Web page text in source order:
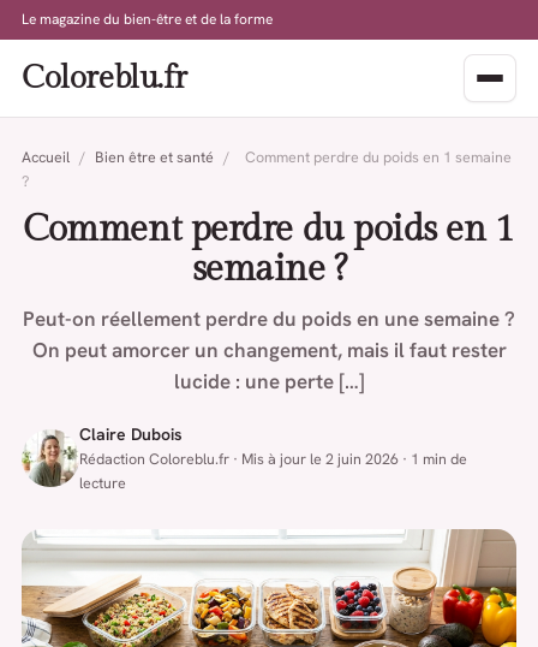
Le magazine du bien-être et de la forme
Coloreblu.fr
Accueil / Bien être et santé /
Comment perdre du poids en 1 semaine
?
Comment perdre du poids en 1
semaine ?
Peut-on réellement perdre du poids en une semaine ?
On peut amorcer un changement, mais il faut rester
lucide : une perte […]
Claire Dubois
Rédaction Coloreblu.fr · Mis à jour le 2 juin 2026 · 1 min de
lecture